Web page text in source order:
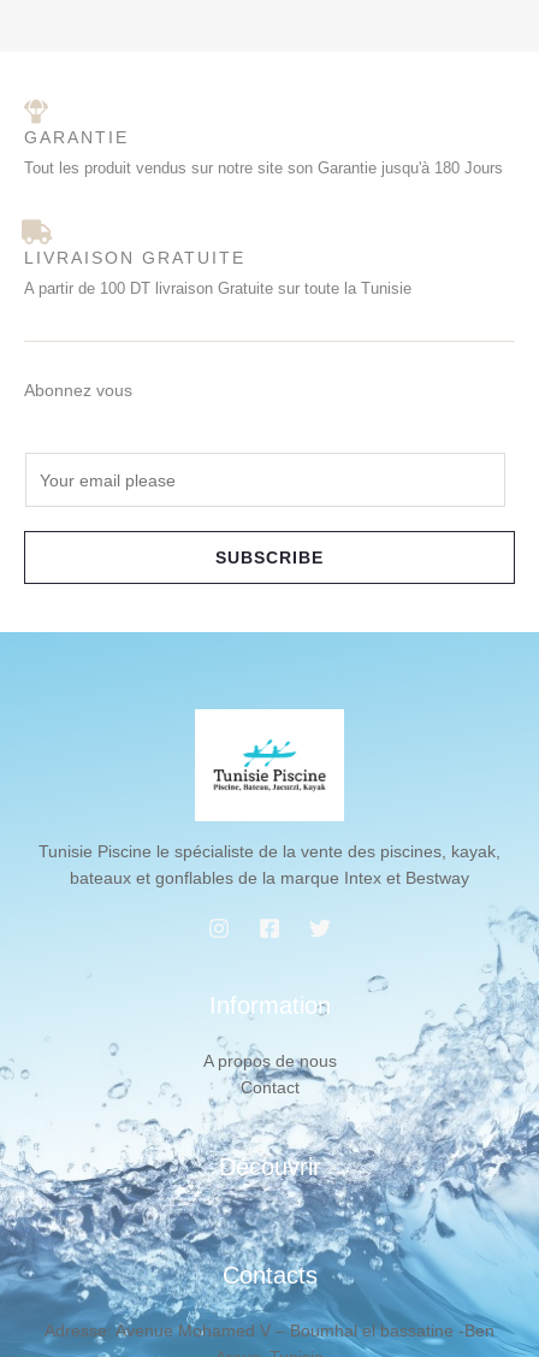
GARANTIE
Tout les produit vendus sur notre site son Garantie jusqu'à 180 Jours
LIVRAISON GRATUITE
A partir de 100 DT livraison Gratuite sur toute la Tunisie
Abonnez vous
SUBSCRIBE
Tunisie Piscine le spécialiste de la vente des piscines, kayak,
bateaux et gonflables de la marque Intex et Bestway
Information
A propos de nous
Contact
Découvrir
Contacts
Adresse: Avenue Mohamed V – Boumhal el bassatine -Ben